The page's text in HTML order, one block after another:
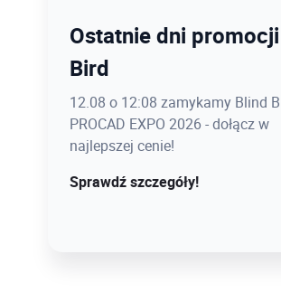
Ostatnie dni
Bird
12.08 o 12:08 zamykamy Blind
PROCAD EXPO 2026 - dołącz w
najlepszej cenie!
Sprawdź szczegóły!
Latem kursy CAD
nawet 400 zł.
Zapisz się do końca sierpnia z
na szkolenia otwarte stacjonarnie
online!
Sprawdź dostępne terminy
Urządzenia i serwis